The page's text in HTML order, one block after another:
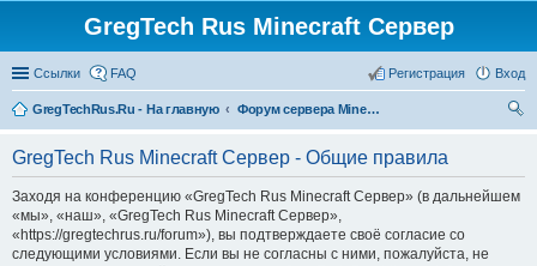
GregTech Rus Minecraft Сервер
Ссылки FAQ Вход
Регистрация
GregTechRus.Ru - На главную
Форум сервера Minecraft Gregtech 1.7.10
GregTech Rus Minecraft Сервер - Общие правила
Заходя на конференцию «GregTech Rus Minecraft Сервер» (в дальнейшем
«мы», «наш», «GregTech Rus Minecraft Сервер»,
«https://gregtechrus.ru/forum»), вы подтверждаете своё согласие со
следующими условиями. Если вы не согласны с ними, пожалуйста, не